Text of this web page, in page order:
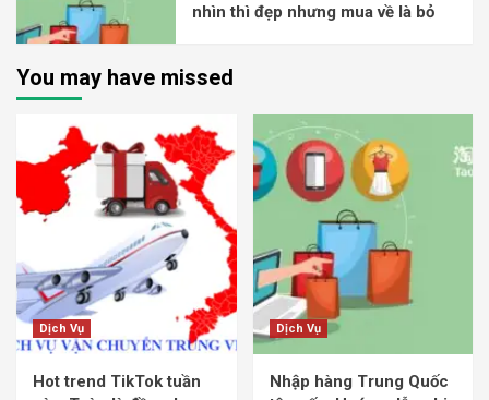
nhìn thì đẹp nhưng mua về là bỏ
You may have missed
Dịch Vụ
Hot trend TikTok tuần
Dịch Vụ
Nhập hàng Trung Quốc